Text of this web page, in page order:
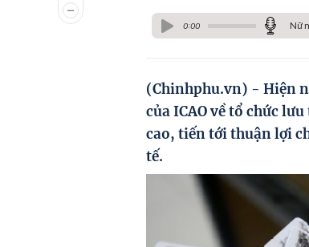
0:00 Nữ
(Chinhphu.vn) - Hiện
của ICAO về tổ chức
cao, tiến tới thuận lợi
tế.